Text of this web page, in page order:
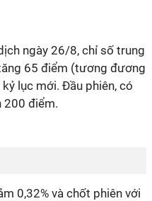
ngày 26/8, chỉ số trung
65 điểm (tương đương
lục mới. Đầu phiên, có
200 điểm.
0,32% và chốt phiên với